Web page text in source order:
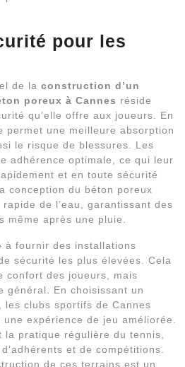
pour les
de la construction d’un
poreux à Cannes réside
qu’elle offre aux joueurs. En
permet une meilleure absorption
le risque de blessures. Les
adhérence optimale, ce qui leur
et en toute sécurité
conception du béton poreux
de l’eau, garantissant des
même après une pluie.
à fournir des installations
sécurité les plus élevées. Cela
confort des joueurs, mais
général. En choisissant un
clubs sportifs de Cannes
expérience de jeu améliorée.
la pratique régulière du tennis,
et de compétitions.
de ces terrains est un